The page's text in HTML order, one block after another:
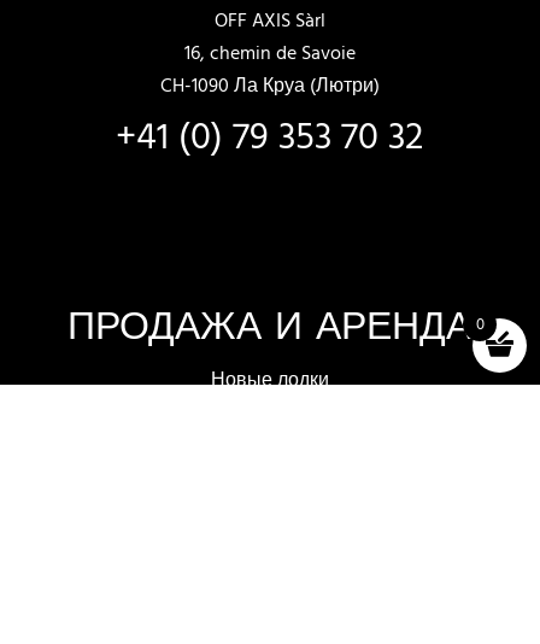
OFF AXIS Sàrl
16, chemin de Savoie
CH-1090 Ла Круа (Лютри)
+41 (0) 79 353 70 32
ПРОДАЖА И АРЕНДА
Новые лодки
0